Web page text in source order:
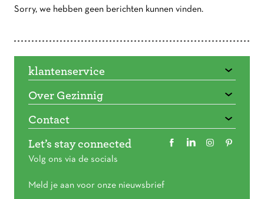
Sorry, we hebben geen berichten kunnen vinden.
klantenservice
Over Gezinnig
Contact
Let’s stay connected
Volg ons via de socials
Meld je aan voor onze nieuwsbrief